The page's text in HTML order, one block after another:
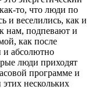
то, что люди по
и веселились, как и
нам, подпевают и
как после
и абсолютно
люди приходят
программе и
нескольких